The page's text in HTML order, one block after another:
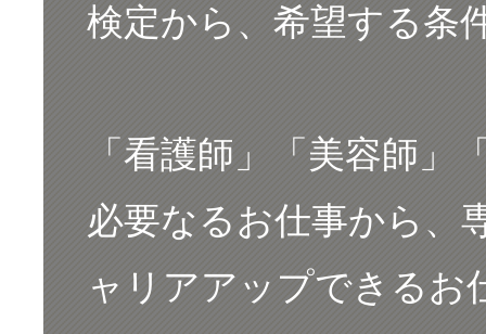
検定から、希望する条
「看護師」「美容師
必要なるお仕事から、
ャリアアップできるお